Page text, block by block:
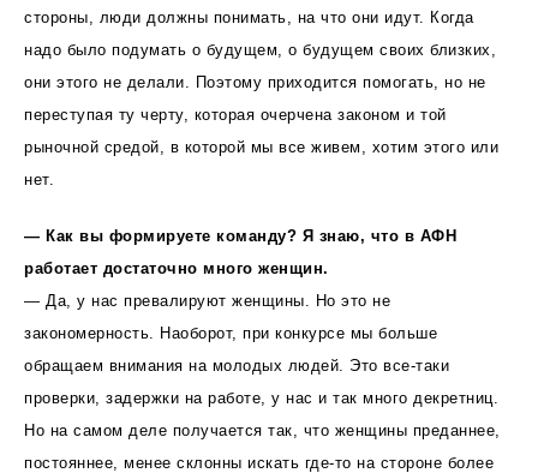
стороны, люди должны понимать, на что они идут. Когда
надо было подумать о будущем, о будущем своих близких,
они этого не делали. Поэтому приходится помогать, но не
переступая ту черту, которая очерчена законом и той
рыночной средой, в которой мы все живем, хотим этого или
нет.
— Как вы формируете команду? Я знаю, что в АФН
работает достаточно много женщин.
— Да, у нас превалируют женщины. Но это не
закономерность. Наоборот, при конкурсе мы больше
обращаем внимания на молодых людей. Это все-таки
проверки, задержки на работе, у нас и так много декретниц.
Но на самом деле получается так, что женщины преданнее,
постояннее, менее склонны искать где-то на стороне более